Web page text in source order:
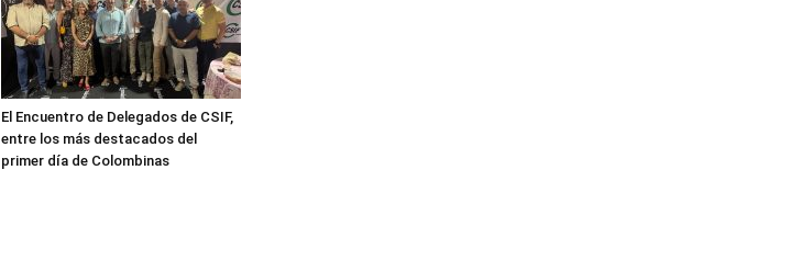
El Encuentro de Delegados de CSIF,
entre los más destacados del
primer día de Colombinas